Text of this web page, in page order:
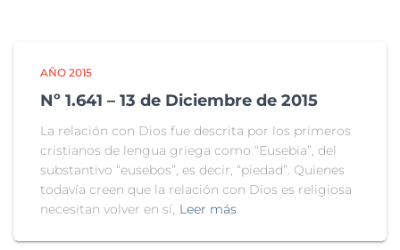
AÑO 2015
Nº 1.641 – 13 de Diciembre de 2015
La relación con Dios fue descrita por los primeros
cristianos de lengua griega como “Eusebia”, del
substantivo “eusebos”, es decir, “piedad”. Quienes
todavía creen que la relación con Dios es religiosa
necesitan volver en sí, Leer más